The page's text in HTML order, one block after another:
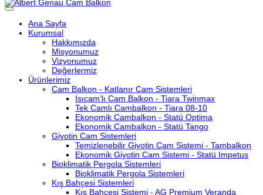
Ana Sayfa
Kurumsal
Hakkımızda
Misyonumuz
Vizyonumuz
Değerlermiz
Ürünlerimiz
Cam Balkon - Katlanır Cam Sistemleri
Isıcam’lı Cam Balkon - Tiara Twinmax
Tek Camlı Cambalkon - Tiara 08-10
Ekonomik Cambalkon - Statü Optima
Ekonomik Cambalkon - Statü Tango
Giyotin Cam Sistemleri
Temizlenebilir Giyotin Cam Sistemi - Tambalkon
Ekonomik Giyotin Cam Sistemi - Statü Impetus
Bioklimatik Pergola Sistemleri
Bioklimatik Pergola Sistemleri
Kış Bahçesi Sistemleri
Kış Bahçesi Sistemi - AG Premium Veranda